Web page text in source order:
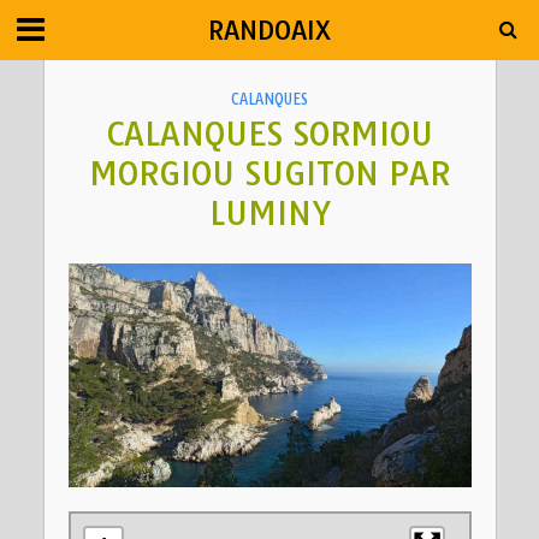
RANDOAIX
CALANQUES
CALANQUES SORMIOU
MORGIOU SUGITON PAR
LUMINY